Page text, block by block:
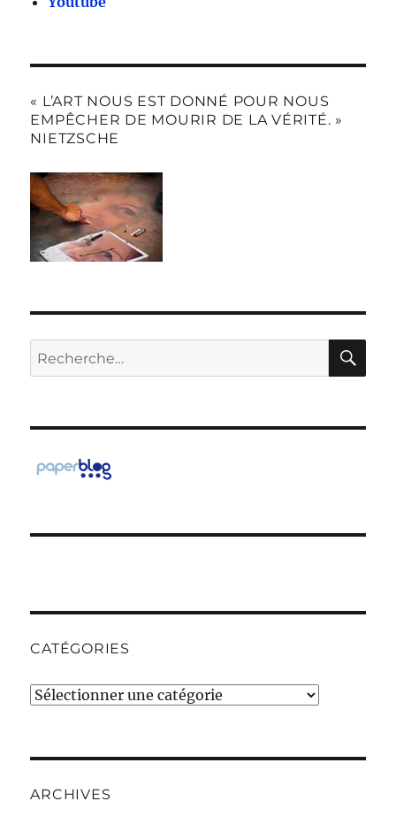
« L’ART NOUS EST DONNÉ POUR NOUS
EMPÊCHER DE MOURIR DE LA VÉRITÉ. »
NIETZSCHE
Recherche
pour :
CATÉGORIES
Catégories
ARCHIVES